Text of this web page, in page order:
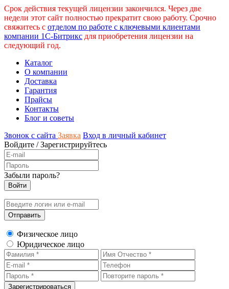
Срок действия текущей лицензии закончился. Через две
недели этот сайт полностью прекратит свою работу. Срочно
свяжитесь с отделом по работе с ключевыми клиентами
компании 1С-Битрикс для приобретения лицензии на
следующий год.
Каталог
О компании
Доставка
Гарантия
Прайсы
Контакты
Блог и советы
Звонок с сайта Заявка Вход в личный кабинет
Войдите /Зарегистрируйтесь
Забыли пароль?
Физическое лицо
Юридическое лицо